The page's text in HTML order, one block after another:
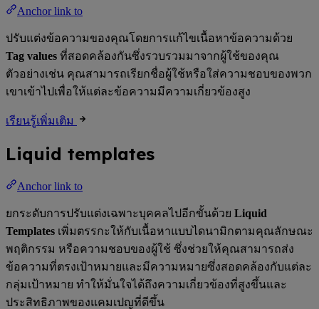
Anchor link to
ปรับแต่งข้อความของคุณโดยการแก้ไขเนื้อหาข้อความด้วย
Tag values ที่สอดคล้องกันซึ่งรวบรวมมาจากผู้ใช้ของคุณ
ตัวอย่างเช่น คุณสามารถเรียกชื่อผู้ใช้หรือใส่ความชอบของพวก
เขาเข้าไปเพื่อให้แต่ละข้อความมีความเกี่ยวข้องสูง
เรียนรู้เพิ่มเติม
Liquid templates
Anchor link to
ยกระดับการปรับแต่งเฉพาะบุคคลไปอีกขั้นด้วย Liquid
Templates เพิ่มตรรกะให้กับเนื้อหาแบบไดนามิกตามคุณลักษณะ
พฤติกรรม หรือความชอบของผู้ใช้ ซึ่งช่วยให้คุณสามารถส่ง
ข้อความที่ตรงเป้าหมายและมีความหมายซึ่งสอดคล้องกับแต่ละ
กลุ่มเป้าหมาย ทำให้มั่นใจได้ถึงความเกี่ยวข้องที่สูงขึ้นและ
ประสิทธิภาพของแคมเปญที่ดีขึ้น